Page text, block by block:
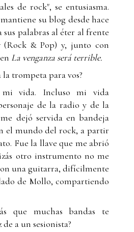
de rock", se entusiasma.
su blog desde hace
sus palabras al éter al frente
(Rock & Pop) y, junto con
La venganza será terrible.
la trompeta para vos?
mi vida. Incluso mi vida
de la radio y de la
dejó servida en bandeja
el mundo del rock, a partir
Fue la llave que me abrió
otro instrumento no me
una guitarra, difícilmente
de Mollo, compartiendo
que muchas bandas te
a un sesionista?